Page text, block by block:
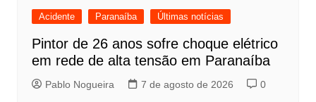
Acidente Paranaíba Últimas notícias
Pintor de 26 anos sofre choque elétrico
em rede de alta tensão em Paranaíba
Pablo Nogueira 7 de agosto de 2026 0